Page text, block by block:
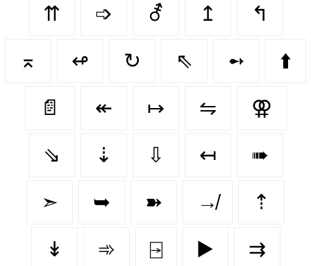
⇈ ➩ ⚦ ↥ ↰
⌅ ↫ ↻ ⇖ ➻ ⬆️
📄 ↞ ↦ ⇋ ⚢
⇘ ⇣ ⇩ ↤ ➠
➣ ➥ ➽ ↛ ⇡
↡ ➾ ⍈ ▶️ ⇉